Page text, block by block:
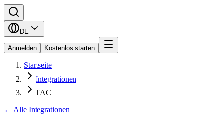
DE
Anmelden Kostenlos starten
Startseite
Integrationen
TAC
← Alle Integrationen